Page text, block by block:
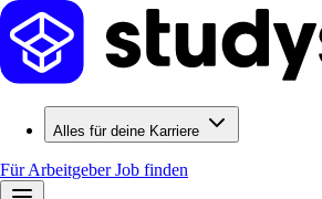
Alles für deine Karriere
Für ArbeitgeberJob finden